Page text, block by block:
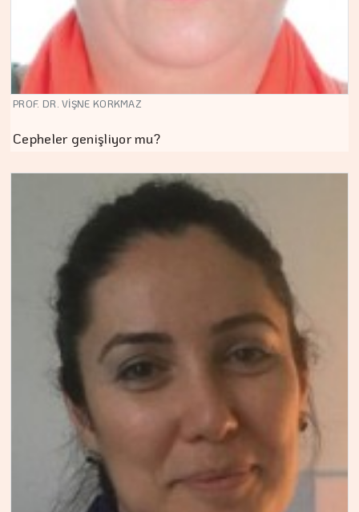
PROF. DR. VİŞNE KORKMAZ
Cepheler genişliyor mu?